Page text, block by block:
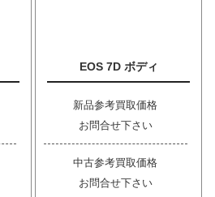
EOS 7D ボディ
新品参考買取価格
お問合せ下さい
中古参考買取価格
お問合せ下さい